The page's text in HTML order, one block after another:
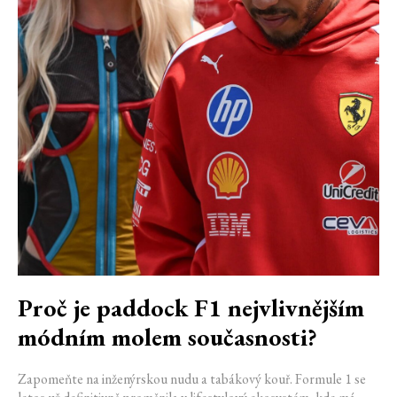
Proč je paddock F1 nejvlivnějším
módním molem současnosti?
Zapomeňte na inženýrskou nudu a tabákový kouř. Formule 1 se